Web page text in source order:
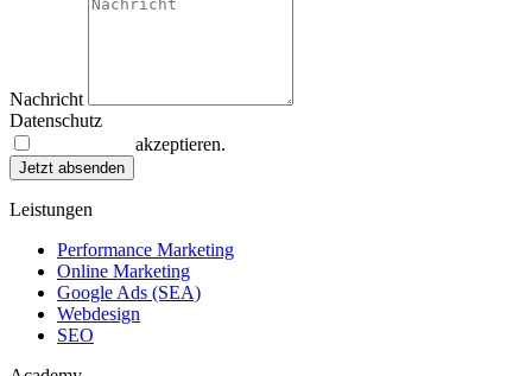
Nachricht
Datenschutz
akzeptieren.
Jetzt absenden
Leistungen
Performance Marketing
Online Marketing
Google Ads (SEA)
Webdesign
SEO